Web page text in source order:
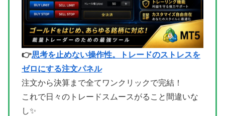
👉思考を止めない操作性。トレードのストレスを
ゼロにする注文パネル
注文から決算まで全てワンクリックで完結！
これで日々のトレードスムースがること間違いな
し✨